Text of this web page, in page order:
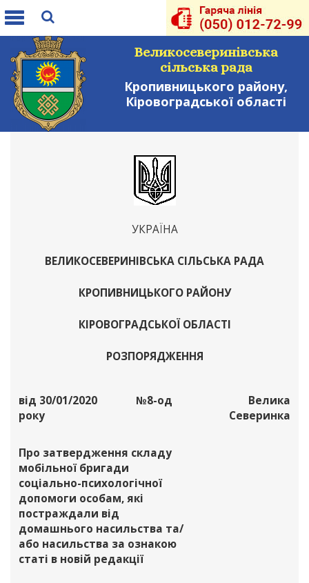
Toggle
Великосеверинівська
сільська рада
Кропивницького району,
Кіровоградської області
УКРАЇНА
ВЕЛИКОСЕВЕРИНІВСЬКА СІЛЬСЬКА РАДА
КРОПИВНИЦЬКОГО РАЙОНУ
КІРОВОГРАДСЬКОЇ ОБЛАСТІ
РОЗПОРЯДЖЕННЯ
від 30/01/2020
року
№8-од
Велика
Северинка
Про затвердження складу
мобільної бригади
соціально-психологічної
допомоги особам, які
постраждали від
домашнього насильства та/
або насильства за ознакою
статі в новій редакції